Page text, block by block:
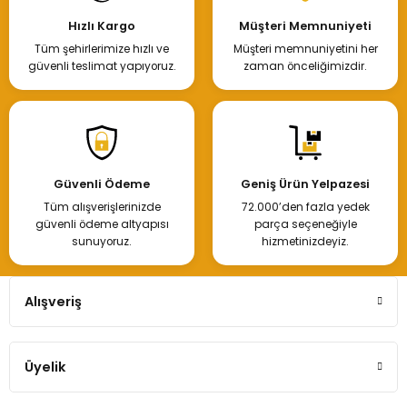
Hızlı Kargo
Tüm şehirlerimize hızlı ve
güvenli teslimat yapıyoruz.
Müşteri Memnuniyeti
Müşteri memnuniyetini her
zaman önceliğimizdir.
Güvenli Ödeme
Tüm alışverişlerinizde
güvenli ödeme altyapısı
sunuyoruz.
Geniş Ürün Yelpazesi
72.000’den fazla yedek
parça seçeneğiyle
hizmetinizdeyiz.
Alışveriş
Üyelik